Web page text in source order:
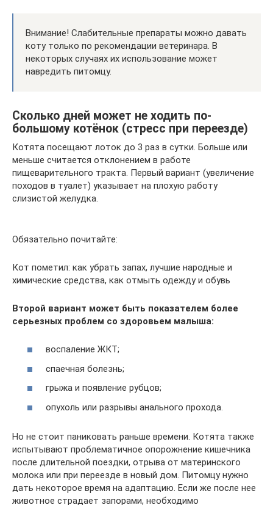
Внимание! Слабительные препараты можно давать
коту только по рекомендации ветеринара. В
некоторых случаях их использование может
навредить питомцу.
Сколько дней может не ходить по-
большому котёнок (стресс при переезде)
Котята посещают лоток до 3 раз в сутки. Больше или
меньше считается отклонением в работе
пищеварительного тракта. Первый вариант (увеличение
походов в туалет) указывает на плохую работу
слизистой желудка.
Обязательно почитайте:
Кот пометил: как убрать запах, лучшие народные и
химические средства, как отмыть одежду и обувь
Второй вариант может быть показателем более
серьезных проблем со здоровьем малыша:
воспаление ЖКТ;
спаечная болезнь;
грыжа и появление рубцов;
опухоль или разрывы анального прохода.
Но не стоит паниковать раньше времени. Котята также
испытывают проблематичное опорожнение кишечника
после длительной поездки, отрыва от материнского
молока или при переезде в новый дом. Питомцу нужно
дать некоторое время на адаптацию. Если же после нее
животное страдает запорами, необходимо